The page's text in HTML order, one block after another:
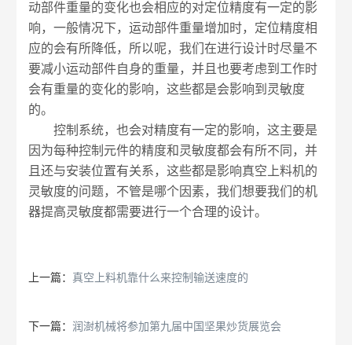
动部件重量的变化也会相应的对定位精度有一定的影
响，一般情况下，运动部件重量增加时，定位精度相
应的会有所降低，所以呢，我们在进行设计时尽量不
要减小运动部件自身的重量，并且也要考虑到工作时
会有重量的变化的影响，这些都是会影响到灵敏度
的。
控制系统，也会对精度有一定的影响，这主要是
因为每种控制元件的精度和灵敏度都会有所不同，并
且还与安装位置有关系，这些都是影响真空上料机的
灵敏度的问题，不管是哪个因素，我们想要我们的机
器提高灵敏度都需要进行一个合理的设计。
上一篇：真空上料机靠什么来控制输送速度的
下一篇： 润澍机械将参加第九届中国坚果炒货展览会